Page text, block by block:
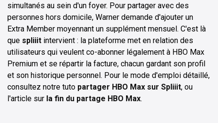
simultanés au sein d'un foyer. Pour partager avec des
personnes hors domicile, Warner demande d'ajouter un
Extra Member moyennant un supplément mensuel. C'est là
que spliiit intervient : la plateforme met en relation des
utilisateurs qui veulent co-abonner légalement à HBO Max
Premium et se répartir la facture, chacun gardant son profil
et son historique personnel. Pour le mode d'emploi détaillé,
consultez notre tuto partager HBO Max sur Spliiit, ou
l'article sur la fin du partage HBO Max.